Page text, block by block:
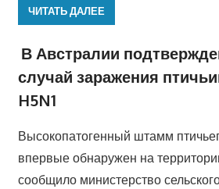
ЧИТАТЬ ДАЛЕЕ
В Австралии
случай заражения
H5N1
Высокопатогенный штамм
впервые обнаружен на
сообщило министерство